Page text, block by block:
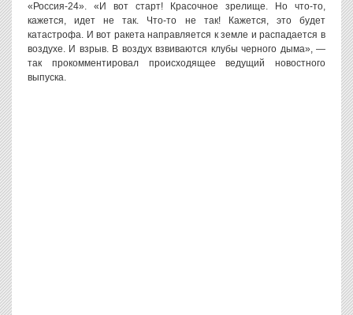
«Россия-24». «И вот старт! Красочное зрелище. Но что-то,
кажется, идет не так. Что-то не так! Кажется, это будет
катастрофа. И вот ракета направляется к земле и распадается в
воздухе. И взрыв. В воздух взвиваются клубы черного дыма», —
так прокомментировал происходящее ведущий новостного
выпуска.